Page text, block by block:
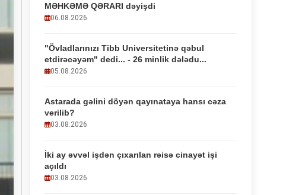
MƏHKƏMƏ QƏRARI dəyişdi
06.08.2026
"Övladlarınızı Tibb Universitetinə qəbul
etdirəcəyəm" dedi... - 26 minlik dələdu...
05.08.2026
Astarada gəlini döyən qayınataya hansı cəza
verilib?
03.08.2026
İki ay əvvəl işdən çıxarılan rəisə cinayət işi
açıldı
03.08.2026